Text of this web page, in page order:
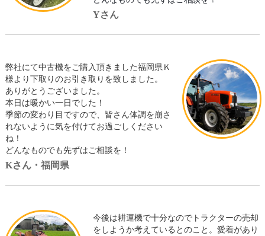
Yさん
弊社にて中古機をご購入頂きました福岡県Ｋ
様より下取りのお引き取りを致しました。
ありがとうございました。
本日は暖かい一日でした！
季節の変わり目ですので、皆さん体調を崩さ
れないように気を付けてお過ごしください
ね！
どんなものでも先ずはご相談を！
Kさん・福岡県
今後は耕運機で十分なのでトラクターの売却
をしようか考えているとのこと。愛着があり